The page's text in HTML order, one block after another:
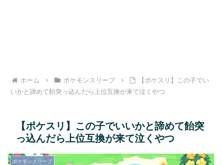
ホーム ポケモンスリープ
【ポケスリ】この子でい
いかと諦めて飴突っ込んだら上位互換が来て泣くやつ
【ポケスリ】この子でいいかと諦めて飴突
っ込んだら上位互換が来て泣くやつ
ポケモンスリープ